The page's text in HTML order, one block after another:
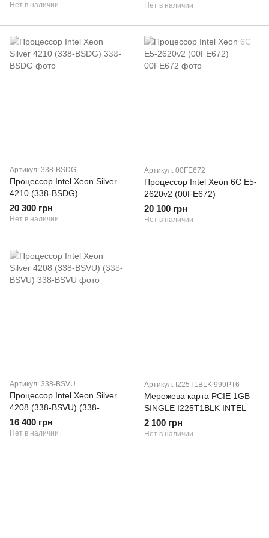
Нет в наличии Нет в наличии
Артикул: 338-BSDG
Процессор Intel Xeon Silver
4210 (338-BSDG)
20 300 грн
Нет в наличии
Артикул: 00FE672
Процессор Intel Xeon 6C E5-
2620v2 (00FE672)
20 100 грн
Нет в наличии
Артикул: 338-BSVU
Процессор Intel Xeon Silver
4208 (338-BSVU) (338-
BSVU)
16 400 грн
Нет в наличии
Артикул: I225T1BLK 999PT6
Мережева карта PCIE 1GB
SINGLE I225T1BLK INTEL
2 100 грн
Нет в наличии